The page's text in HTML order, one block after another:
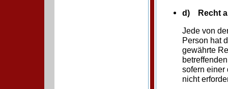
d) Recht
Jede von
Person hat
gewährte
sofern einer
nicht